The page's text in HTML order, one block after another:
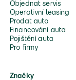
Objednat servis
Operativní leasing
Prodat auto
Financování auta
Pojištění auta
Pro firmy
Značky